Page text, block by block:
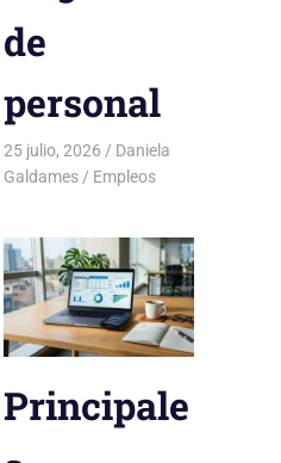
de
personal
25 julio, 2026
Daniela
Galdames
Empleos
Principale